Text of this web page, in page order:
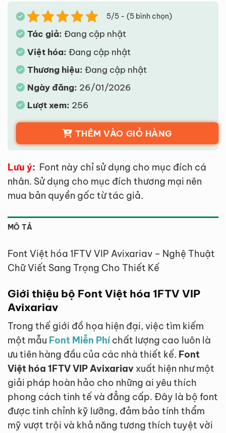
5/5 - (5 bình chọn)
Tác giả: Đang cập nhật
Việt hóa: Đang cập nhật
Thương hiệu: Đang cập nhật
Ngày đăng: 26/01/2026
Lượt xem: 256
THÊM VÀO GIỎ HÀNG
Lưu ý: Font này chỉ sử dụng cho mục đích cá
nhân. Sử dụng cho mục đích thương mại nên
mua bản quyền gốc từ tác giả.
MÔ TẢ
Font Việt hóa 1FTV VIP Avixariav – Nghệ Thuật
Chữ Viết Sang Trọng Cho Thiết Kế
Giới thiệu bộ Font Việt hóa 1FTV VIP
Avixariav
Trong thế giới đồ họa hiện đại, việc tìm kiếm
một mẫu Font Miễn Phíchất lượng cao luôn là
ưu tiên hàng đầu của các nhà thiết kế. Font
Việt hóa 1FTV VIP Avixariav xuất hiện như một
giải pháp hoàn hảo cho những ai yêu thích
phong cách tinh tế và đẳng cấp. Đây là bộ font
được tinh chỉnh kỹ lưỡng, đảm bảo tính thẩm
mỹ vượt trội và khả năng tương thích tuyệt vời